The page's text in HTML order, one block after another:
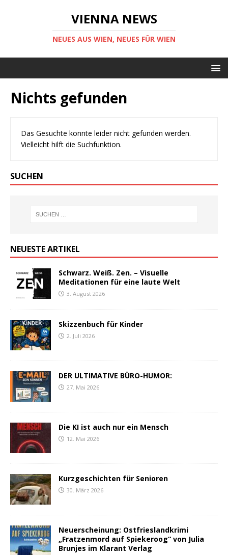
VIENNA NEWS
NEUES AUS WIEN, NEUES FÜR WIEN
Nichts gefunden
Das Gesuchte konnte leider nicht gefunden werden.
Vielleicht hilft die Suchfunktion.
SUCHEN
NEUESTE ARTIKEL
Schwarz. Weiß. Zen. – Visuelle
Meditationen für eine laute Welt
3. August 2026
Skizzenbuch für Kinder
2. Juli 2026
DER ULTIMATIVE BÜRO-HUMOR:
27. Mai 2026
Die KI ist auch nur ein Mensch
12. Mai 2026
Kurzgeschichten für Senioren
30. März 2026
Neuerscheinung: Ostfrieslandkrimi
„Fratzenmord auf Spiekeroog“ von Julia
Brunjes im Klarant Verlag